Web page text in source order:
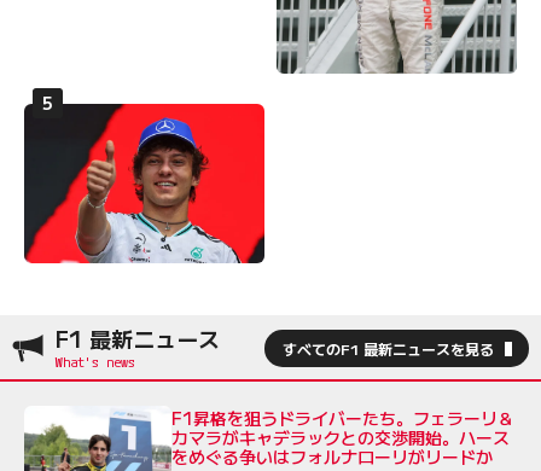
F1 最新ニュース すべてのF1 最新ニュースを見る
F1昇格を狙うドライバーたち。フェラーリ＆
カマラがキャデラックとの交渉開始。ハース
をめぐる争いはフォルナローリがリードか